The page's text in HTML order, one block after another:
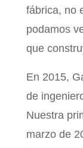
fábrica, no
podamos
que
En 2015,
de
Nuestra
marzo de